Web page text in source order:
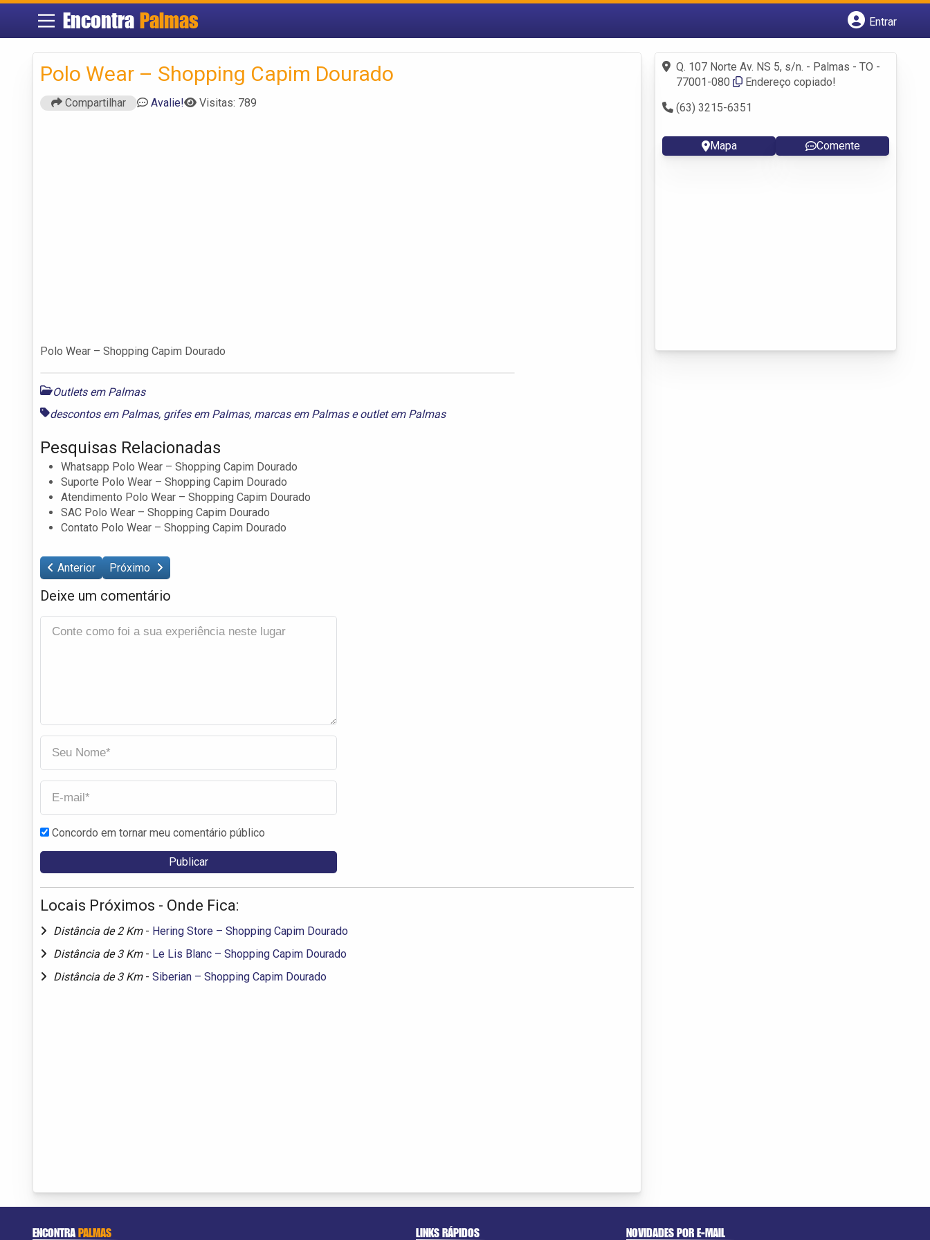
Encontra Palmas
Entrar
Fazer login
Criar conta
Polo Wear – Shopping Capim Dourado
Compartilhar Avalie! Visitas: 789
Polo Wear – Shopping Capim Dourado
Outlets em Palmas
descontos em Palmas, grifes em Palmas, marcas em Palmaseoutlet em Palmas
Pesquisas Relacionadas
Whatsapp Polo Wear – Shopping Capim Dourado
Suporte Polo Wear – Shopping Capim Dourado
Atendimento Polo Wear – Shopping Capim Dourado
SAC Polo Wear – Shopping Capim Dourado
Contato Polo Wear – Shopping Capim Dourado
Anterior Próximo
Deixe um comentário
Concordo em tornar meu comentário público
Locais Próximos - Onde Fica:
Distância de 2 Km - Hering Store – Shopping Capim Dourado
Distância de 3 Km - Le Lis Blanc – Shopping Capim Dourado
Distância de 3 Km - Siberian – Shopping Capim Dourado
Q. 107 Norte Av. NS 5, s/n. - Palmas - TO -
77001-080
Endereço copiado!
(63) 3215-6351
Mapa Comente
ENCONTRAPALMAS LINKS RÁPIDOS NOVIDADES POR E-MAIL